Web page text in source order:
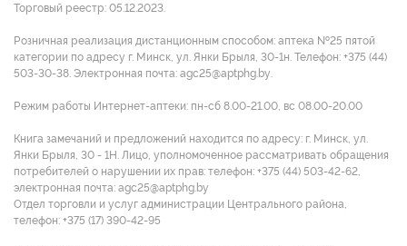
Торговый реестр: 05.12.2023.
Розничная реализация дистанционным способом: аптека №25 пятой
категории по адресу г. Минск, ул. Янки Брыля, 30-1н. Телефон: +375 (44)
503-30-38. Электронная почта: agc25@aptphg.by.
Режим работы Интернет-аптеки: пн-сб 8.00-21.00, вс 08.00-20.00
Книга замечаний и предложений находится по адресу: г. Минск, ул.
Янки Брыля, 30 - 1Н. Лицо, уполномоченное рассматривать обращения
потребителей о нарушении их прав: телефон: +375 (44) 503-42-62,
электронная почта: agc25@aptphg.by
Отдел торговли и услуг администрации Центрального района,
телефон: +375 (17) 390-42-95